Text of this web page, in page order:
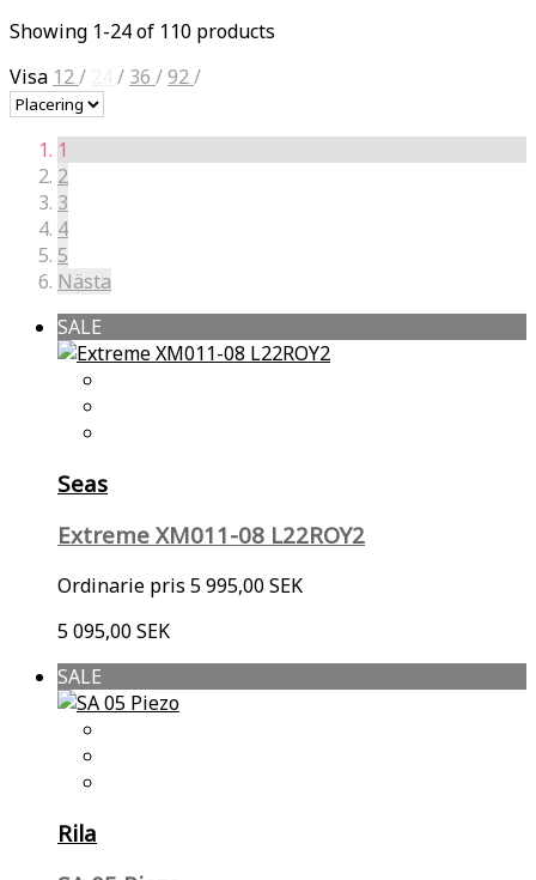
Showing 1-24 of 110 products
Visa 12/ / 36 /92/
1
2
3
4
5
Nästa
SALE
Seas
Extreme XM011-08 L22ROY2
Ordinarie pris 5 995,00 SEK
5 095,00 SEK
SALE
Rila